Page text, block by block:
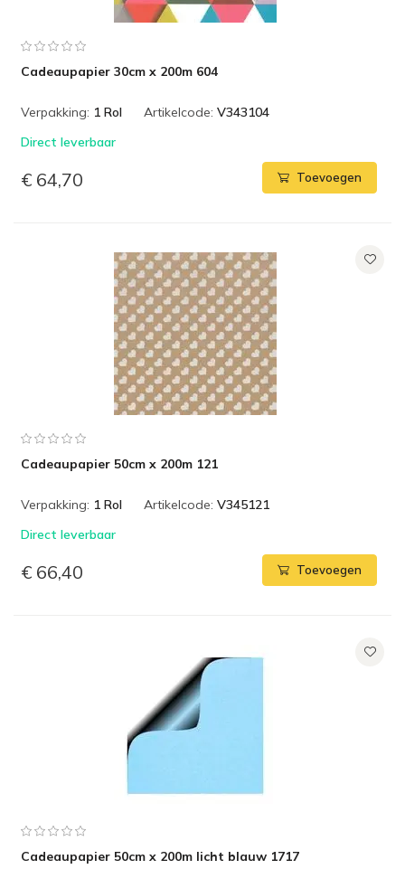
Cadeaupapier 30cm x 200m 604
Verpakking: 1 Rol Artikelcode: V343104
Direct leverbaar
€ 64,70 Toevoegen
Cadeaupapier 50cm x 200m 121
Verpakking: 1 Rol Artikelcode: V345121
Direct leverbaar
€ 66,40 Toevoegen
Cadeaupapier 50cm x 200m licht blauw 1717